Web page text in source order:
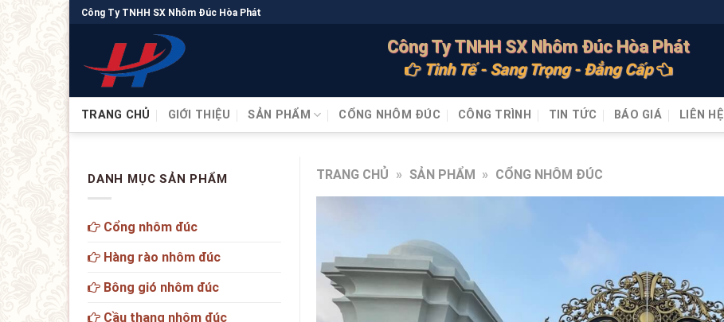
Công Ty TNHH SX Nhôm Đúc Hòa Phát
Công Ty TNHH SX Nhôm Đúc Hòa Phát
Tinh Tế - Sang Trọng - Đẳng Cấp
TRANG CHỦ GIỚI THIỆU SẢN PHẨM CỔNG NHÔM ĐÚC CÔNG TRÌNH TIN TỨC BÁO GIÁ LIÊN HỆ
TRANG CHỦ » SẢN PHẨM » CỔNG NHÔM ĐÚC
DANH MỤC SẢN PHẨM
Cổng nhôm đúc
Hàng rào nhôm đúc
Bông gió nhôm đúc
Cầu thang nhôm đúc